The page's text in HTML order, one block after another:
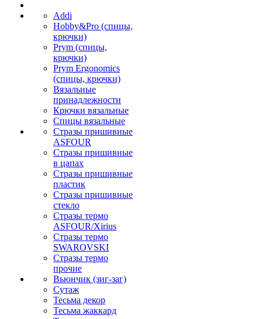
Addi
Hobby&Pro (спицы,
крючки)
Prym (спицы,
крючки)
Prym Ergonomics
(спицы, крючки)
Вязальные
принадлежности
Крючки вязальные
Спицы вязальные
Стразы пришивные
ASFOUR
Стразы пришивные
в цапах
Стразы пришивные
пластик
Стразы пришивные
стекло
Стразы термо
ASFOUR/Xirius
Стразы термо
SWAROVSKI
Стразы термо
прочие
Вьюнчик (зиг-заг)
Сутаж
Тесьма декор
Тесьма жаккард